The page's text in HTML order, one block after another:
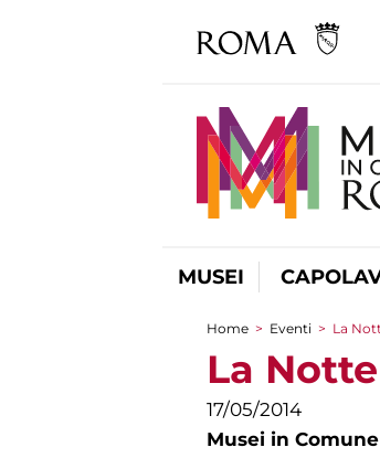
MUSEI
Tu sei qui
Home > Eventi > La
La
17/05/2014
Musei in Comune